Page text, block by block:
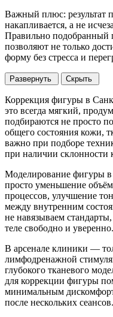
Важный плюс: результат
накапливается, а не
Правильно подобранный
позволяют не только
форму без стресса и
Развернуть Скрыть
Коррекция фигуры в
это всегда мягкий,
подбираются не просто
общего состояния кожи,
важно при подборе
при наличии склонности
Моделирование фигуры
просто уменьшение
процессов, улучшение
между внутренним
не навязываем
теле свободно и уверенно.
В арсенале клиники —
лимфодренажной
глубокого тканевого
для коррекции фигуры
минимальным
после нескольких сеансов.